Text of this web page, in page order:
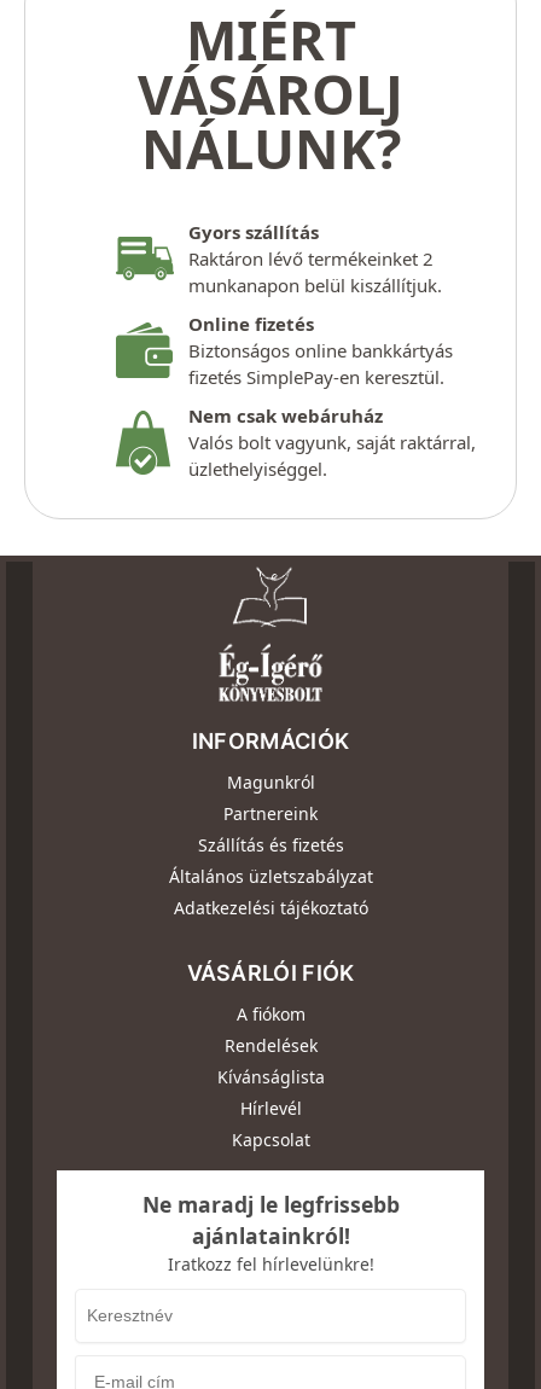
MIÉRT
VÁSÁROLJ
NÁLUNK?
Gyors szállítás
Raktáron lévő termékeinket 2
munkanapon belül kiszállítjuk.
Online fizetés
Biztonságos online bankkártyás
fizetés SimplePay-en keresztül.
Nem csak webáruház
Valós bolt vagyunk, saját raktárral,
üzlethelyiséggel.
INFORMÁCIÓK
Magunkról
Partnereink
Szállítás és fizetés
Általános üzletszabályzat
Adatkezelési tájékoztató
VÁSÁRLÓI FIÓK
A fiókom
Rendelések
Kívánságlista
Hírlevél
Kapcsolat
Ne maradj le legfrissebb
ajánlatainkról!
Iratkozz fel hírlevelünkre!